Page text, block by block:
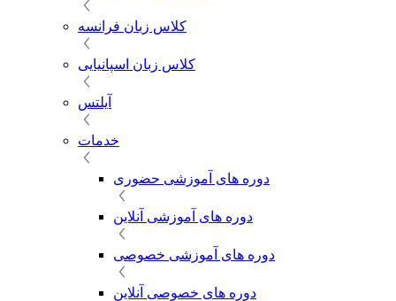
کلاس زبان فرانسه
کلاس زبان اسپانیایی
آیلتس
خدمات
دوره های آموزشی حضوری
دوره های آموزشی آنلاین
دوره های آموزشی خصوصی
دوره های خصوصی آنلاین